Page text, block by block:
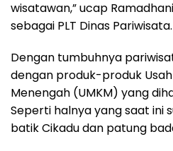
wisatawan,” ucap
sebagai PLT Dinas Pariwisata.
Dengan tumbuhnya
dengan produk-produk
Menengah (UMKM) yang
Seperti halnya yang saat ini
batik Cikadu dan patung